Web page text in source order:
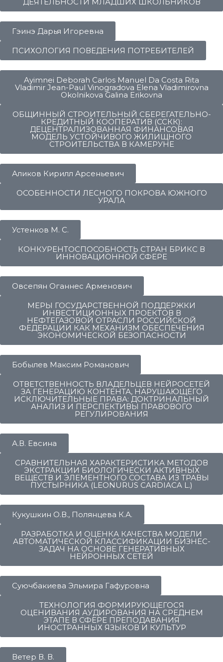
Гэинэ Дарья Игоревна
ПСИХОЛОГИЯ ПОВЕДЕНИЯ ПОТРЕБИТЕЛЕЙ
Ayimnei Deborah Carlos Manuel Da Costa Rita
Vladimir Jean-Paul Vinogradova Elena Vladimirovna
Okolnikova Galina Erikovna
ОБЩИННЫЙ СТРОИТЕЛЬНЫЙ СБЕРЕГАТЕЛЬНО-
КРЕДИТНЫЙ КООПЕРАТИВ (ССКК):
ДЕЦЕНТРАЛИЗОВАННАЯ ФИНАНСОВАЯ
МОДЕЛЬ УСТОЙЧИВОГО ЖИЛИЩНОГО
СТРОИТЕЛЬСТВА В КАМЕРУНЕ
Аликов Кирилл Арсеньевич
ОСОБЕННОСТИ ЛЕСНОГО ПОКРОВА ЮЖНОГО
УРАЛА
Устенков М. С.
КОНКУРЕНТОСПОСОБНОСТЬ СТРАН БРИКС В
ИННОВАЦИОННОЙ СФЕРЕ
Овсепян Оганнес Арменович
МЕРЫ ГОСУДАРСТВЕННОЙ ПОДДЕРЖКИ
ИНВЕСТИЦИОННЫХ ПРОЕКТОВ В
НЕФТЕГАЗОВОЙ ОТРАСЛИ РОССИЙСКОЙ
ФЕДЕРАЦИИ КАК МЕХАНИЗМ ОБЕСПЕЧЕНИЯ
ЭКОНОМИЧЕСКОЙ БЕЗОПАСНОСТИ
Бобылев Максим Романович
ОТВЕТСТВЕННОСТЬ ВЛАДЕЛЬЦЕВ НЕЙРОСЕТЕЙ
ЗА ГЕНЕРАЦИЮ КОНТЕНТА, НАРУШАЮЩЕГО
ИСКЛЮЧИТЕЛЬНЫЕ ПРАВА: ДОКТРИНАЛЬНЫЙ
АНАЛИЗ И ПЕРСПЕКТИВЫ ПРАВОВОГО
РЕГУЛИРОВАНИЯ
А.В. Евсина
СРАВНИТЕЛЬНАЯ ХАРАКТЕРИСТИКА МЕТОДОВ
ЭКСТРАКЦИИ БИОЛОГИЧЕСКИ АКТИВНЫХ
ВЕЩЕСТВ И ЭЛЕМЕНТНОГО СОСТАВА ИЗ ТРАВЫ
ПУСТЫРНИКА (LEONURUS CARDIACA L.)
Кукушкин О.В., Полянцева К.А.
РАЗРАБОТКА И ОЦЕНКА КАЧЕСТВА МОДЕЛИ
АВТОМАТИЧЕСКОЙ КЛАССИФИКАЦИИ БИЗНЕС-
ЗАДАЧ НА ОСНОВЕ ГЕНЕРАТИВНЫХ
НЕЙРОННЫХ СЕТЕЙ
Суючбакиева Эльмира Гафуровна
ТЕХНОЛОГИЯ ФОРМИРУЮЩЕГОСЯ
ОЦЕНИВАНИЯ АУДИРОВАНИЯ НА СРЕДНЕМ
ЭТАПЕ В СФЕРЕ ПРЕПОДАВАНИЯ
ИНОСТРАННЫХ ЯЗЫКОВ И КУЛЬТУР
Ветер В. В.